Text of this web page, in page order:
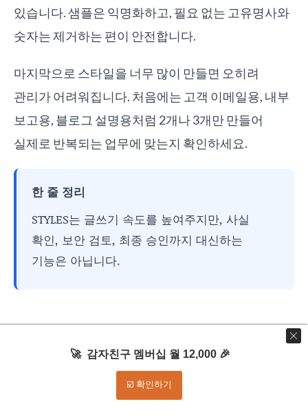
있습니다. 샘플은 익명화하고, 필요 없는 고유명사와
숫자는 제거하는 편이 안전합니다.
마지막으로 스타일을 너무 많이 만들면 오히려
관리가 어려워집니다. 처음에는 고객 이메일용, 내부
보고용, 블로그 설명용처럼 2개나 3개만 만들어
실제로 반복되는 업무에 맞는지 확인하세요.
한 줄 정리
STYLES는 글쓰기 속도를 높여주지만, 사실
확인, 보안 검토, 최종 승인까지 대신하는
기능은 아닙니다.
Q1. 클로드 STYLES와 클로드 PROJECTS는
🚀 감자친구 멤버십 월 12,000 🎉
☑️ 확인하기